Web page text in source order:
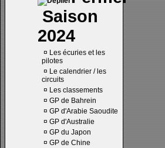
Saison
2024
¤ Les écuries et les
pilotes
¤ Le calendrier / les
circuits
¤ Les classements
¤ GP de Bahrein
¤ GP d'Arabie Saoudite
¤ GP d'Australie
¤ GP du Japon
¤ GP de Chine